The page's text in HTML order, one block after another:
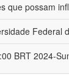
que possam
Federal
BRT 2024-